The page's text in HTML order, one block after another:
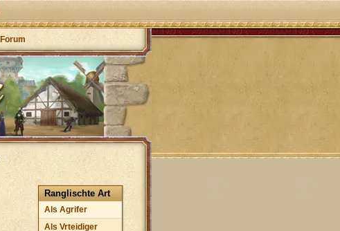
Forum
Ranglischte Art
Als Agrifer
Als Vrteidiger